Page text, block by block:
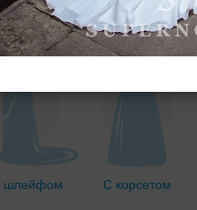
Прямое Русалка
шлейфом С корсетом